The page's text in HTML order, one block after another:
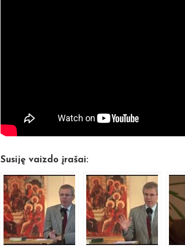
Susiję vaizdo įrašai: